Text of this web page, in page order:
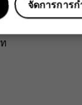
จัดการการ